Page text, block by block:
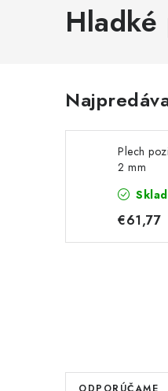
Hladké
Plech
2 mm
€61,77